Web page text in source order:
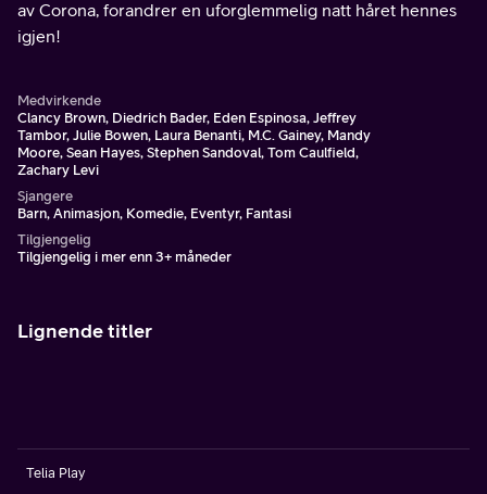
av Corona, forandrer en uforglemmelig natt håret hennes
igjen!
Medvirkende
Clancy Brown, Diedrich Bader, Eden Espinosa, Jeffrey
Tambor, Julie Bowen, Laura Benanti, M.C. Gainey, Mandy
Moore, Sean Hayes, Stephen Sandoval, Tom Caulfield,
Zachary Levi
Sjangere
Barn, Animasjon, Komedie, Eventyr, Fantasi
Tilgjengelig
Tilgjengelig i mer enn 3+ måneder
Lignende titler
Telia Play